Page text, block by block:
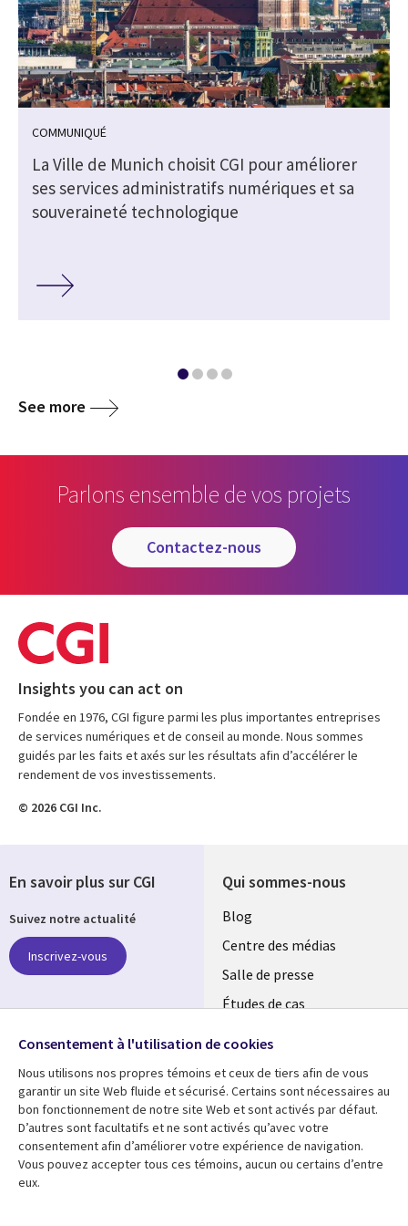
COMMUNIQUÉ
La Ville de Munich choisit CGI pour améliorer
ses services administratifs numériques et sa
souveraineté technologique
See more
Parlons ensemble de vos projets
contactez-nous
Insights you can act on
Fondée en 1976, CGI figure parmi les plus importantes entreprises
de services numériques et de conseil au monde. Nous sommes
guidés par les faits et axés sur les résultats afin d’accélérer le
rendement de vos investissements.
© 2026 CGI Inc.
Qui sommes-nous
Useful
links
LUXEMBOURG
Blog
Centre des médias
Salle de presse
Études de cas
Ressources
Library
Articles
Support
En savoir plus sur CGI
Suivez notre actualité
Inscrivez-vous
réseaux
Social
Media
LUXEMBOURG
Consentement à l'utilisation de cookies
Nous utilisons nos propres témoins et ceux de tiers afin de vous
garantir un site Web fluide et sécurisé. Certains sont nécessaires au
bon fonctionnement de notre site Web et sont activés par défaut.
D’autres sont facultatifs et ne sont activés qu’avec votre
consentement afin d’améliorer votre expérience de navigation.
Vous pouvez accepter tous ces témoins, aucun ou certains d’entre
eux.